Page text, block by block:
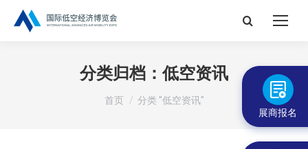
搜
分类归档：低空资讯
您在这里：
首页 分类 "低空资讯"
展商报名